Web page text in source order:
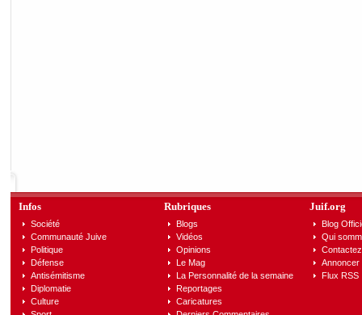
Infos
Société
Communauté Juive
Politique
Défense
Antisémitisme
Diplomatie
Culture
Rubriques
Blogs
Vidéos
Opinions
Le Mag
La Personnalité de la semaine
Reportages
Caricatures
Juif.org
Blog
Qui
Annoncer
Flux RSS